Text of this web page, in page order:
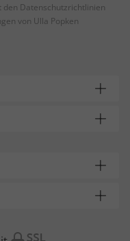
Datenschutzrichtlinien
von Ulla Popken